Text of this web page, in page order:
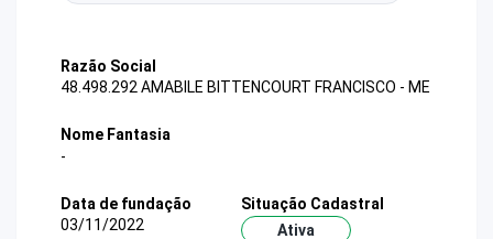
Razão Social
48.498.292 AMABILE BITTENCOURT FRANCISCO - ME
Nome Fantasia
-
Data de fundação
03/11/2022
Situação Cadastral
Ativa